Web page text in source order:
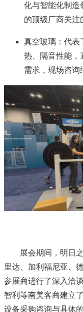
化与智能化制造
的顶级厂商关注
真空玻璃：代表
热、隔音性能，
需求，现场咨询
展会期间，明日
里达、加利福尼亚、
参展商进行了深入洽
智利等南美客商建立
设备采购咨询与具体